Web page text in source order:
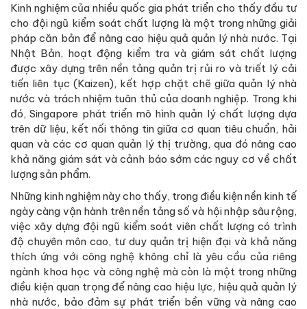
Kinh nghiệm của nhiều quốc gia phát triển cho thấy đầu tư
cho đội ngũ kiểm soát chất lượng là một trong những giải
pháp căn bản để nâng cao hiệu quả quản lý nhà nước. Tại
Nhật Bản, hoạt động kiểm tra và giám sát chất lượng
được xây dựng trên nền tảng quản trị rủi ro và triết lý cải
tiến liên tục (Kaizen), kết hợp chặt chẽ giữa quản lý nhà
nước và trách nhiệm tuân thủ của doanh nghiệp. Trong khi
đó, Singapore phát triển mô hình quản lý chất lượng dựa
trên dữ liệu, kết nối thông tin giữa cơ quan tiêu chuẩn, hải
quan và các cơ quan quản lý thị trường, qua đó nâng cao
khả năng giám sát và cảnh báo sớm các nguy cơ về chất
lượng sản phẩm.
Những kinh nghiệm này cho thấy, trong điều kiện nền kinh tế
ngày càng vận hành trên nền tảng số và hội nhập sâu rộng,
việc xây dựng đội ngũ kiểm soát viên chất lượng có trình
độ chuyên môn cao, tư duy quản trị hiện đại và khả năng
thích ứng với công nghệ không chỉ là yêu cầu của riêng
ngành khoa học và công nghệ mà còn là một trong những
điều kiện quan trọng để nâng cao hiệu lực, hiệu quả quản lý
nhà nước, bảo đảm sự phát triển bền vững và nâng cao